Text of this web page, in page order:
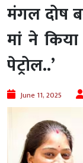
मंगल दोष
मां ने किया
पेट्रोल..’
June 11, 2025